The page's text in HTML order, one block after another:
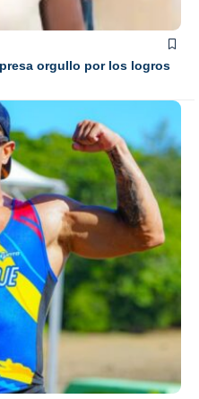
orgullo por los logros